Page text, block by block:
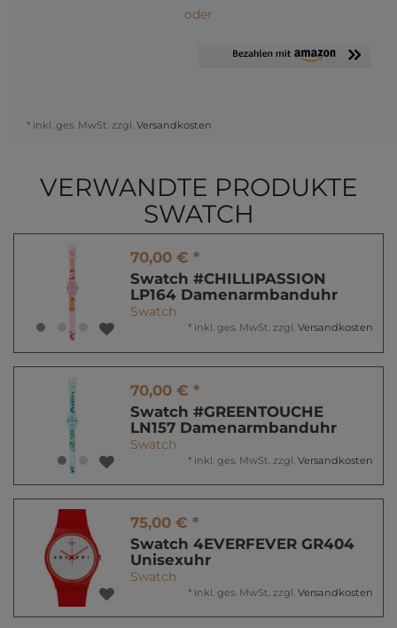
oder
* inkl. ges. MwSt. zzgl. Versandkosten
VERWANDTE PRODUKTE
SWATCH
70,00 € *
Swatch #CHILLIPASSION
LP164 Damenarmbanduhr
Swatch
* inkl. ges. MwSt. zzgl. Versandkosten
70,00 € *
Swatch #GREENTOUCHE
LN157 Damenarmbanduhr
Swatch
* inkl. ges. MwSt. zzgl. Versandkosten
75,00 € *
Swatch 4EVERFEVER GR404
Unisexuhr
Swatch
* inkl. ges. MwSt. zzgl. Versandkosten